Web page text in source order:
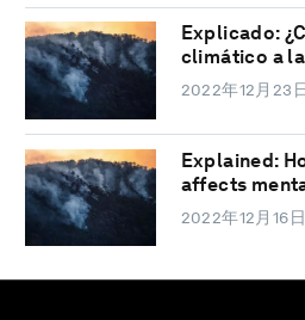
Explicado:
climático a
2022年12月23日
Explained:
affects
2022年12月16日